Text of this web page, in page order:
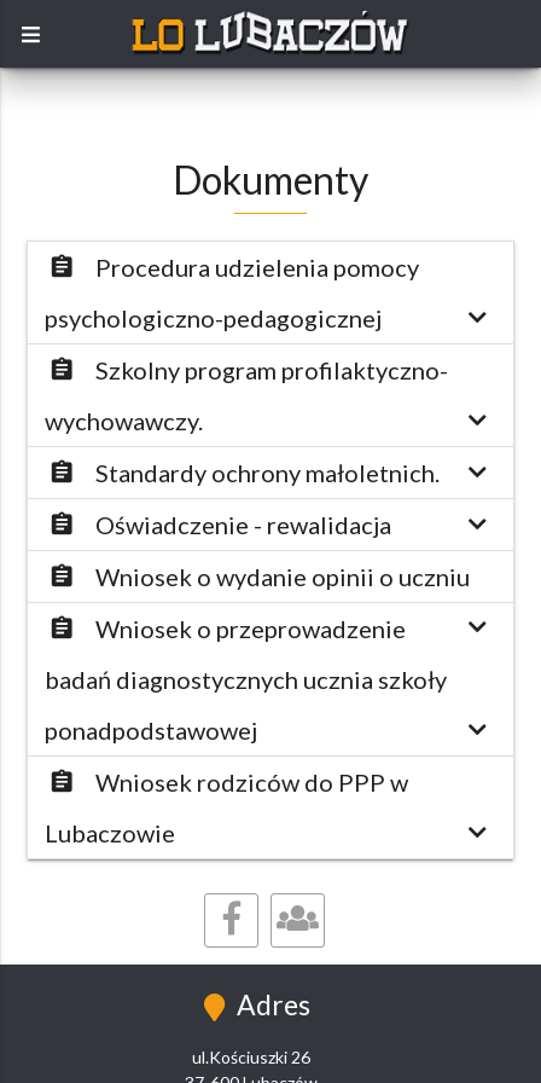
Dokumenty
assignment
Procedura udzielenia pomocy
psychologiczno-pedagogicznej
assignment
Szkolny program profilaktyczno-
wychowawczy.
assignment Standardy ochrony małoletnich.
assignment Oświadczenie - rewalidacja
assignment Wniosek o wydanie opinii o uczniu
assignment
Wniosek o przeprowadzenie
badań diagnostycznych ucznia szkoły
ponadpodstawowej
assignment
Wniosek rodziców do PPP w
Lubaczowie
Adres
ul.Kościuszki 26